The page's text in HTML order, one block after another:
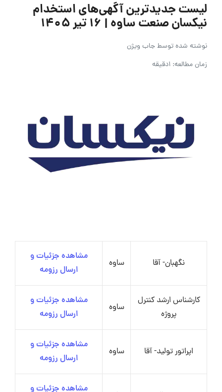
لیست جدیدترین آگهی‌های استخدام
نیکسان صنعت ساوه | ۱۶ تیر ۱۴۰۵
نوشته شده توسطجاب ویژن
زمان مطالعه: 1دقیقه
نگهبان- آقا ساوه
مشاهده جزئیات و
ارسال رزومه
کارشناس ارشد کنترل
پروژه
ساوه
مشاهده جزئیات و
ارسال رزومه
اپراتور تولید- آقا ساوه
مشاهده جزئیات و
ارسال رزومه
مشاهده جزئیات و